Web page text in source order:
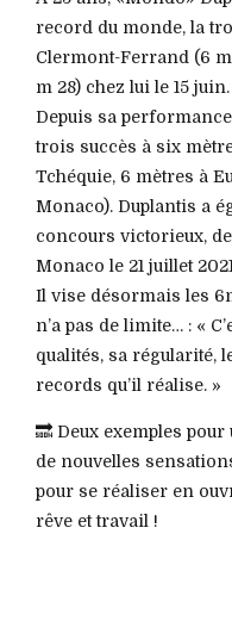
record du monde, la
Clermont-Ferrand (6
m 28) chez lui le 15 juin.
Depuis sa
trois succès à six
Tchéquie, 6 mètres à
Monaco). Duplantis a
concours victorieux,
Monaco le 21 juillet
Il vise désormais les
n’a pas de limite… : «
qualités, sa régularité,
records qu’il réalise. »
🔜 Deux exemples
de nouvelles
pour se réaliser en
rêve et travail !